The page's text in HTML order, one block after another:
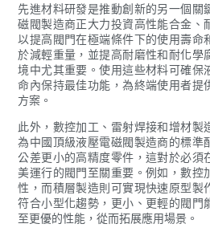
先進材料研發是推動創新的另一個關
磁閥製造商正大力投資高性能合金、
以提高閥門在極端條件下的使用壽命
於減輕重量，並提高耐磨性和耐化學
境中尤其重要。使用這些材料可確保
命內保持最佳功能，為終端使用者提
方案。
此外，數控加工、雷射焊接和增材製
為中國頂級液壓電磁閥製造商的標準
公差更小的高精度零件，這對於必須
美運行的閥門至關重要。例如，數控
性，而積層製造則可實現快速原型製
符合小型化趨勢，更小、更輕的閥門
至更優的性能，從而拓展應用場景。